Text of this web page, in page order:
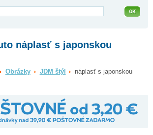
náplasť s japonskou
Obrázky JDM štýl
náplasť s japonskou